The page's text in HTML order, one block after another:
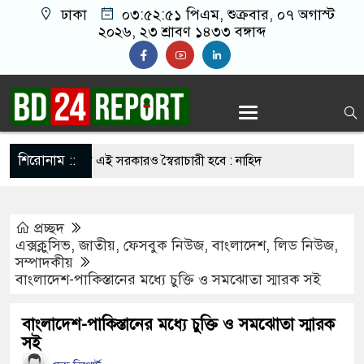
ঢাকা ০৩:৫২:৫২ পিএম, শুক্রবার, ০৭ অগাস্ট
২০২৬, ২৩ শ্রাবণ ১৪৩৩ বঙ্গাব্দ
শিরোনাম ::
না হলে এই সরকারও স্বৈরাচারী হবে : নাহিদ
ভেঙে পালানো সাড়ে ৩শ আসামিকে এখনো ধরতে
প্রচ্ছদ
এক্সক্লুসিভ,জাতীয়, ফেসবুক নিউজ,বাংলাদেশ,লিড নিউজ,
সম্পাদকীয়
বাংলাদেশ-পাকিস্তানের মধ্যে চুক্তি ও সমঝোতা স্মারক সই
বাংলাদেশ-পাকিস্তানের মধ্যে চুক্তি ও সমঝোতা স্মারক
সই